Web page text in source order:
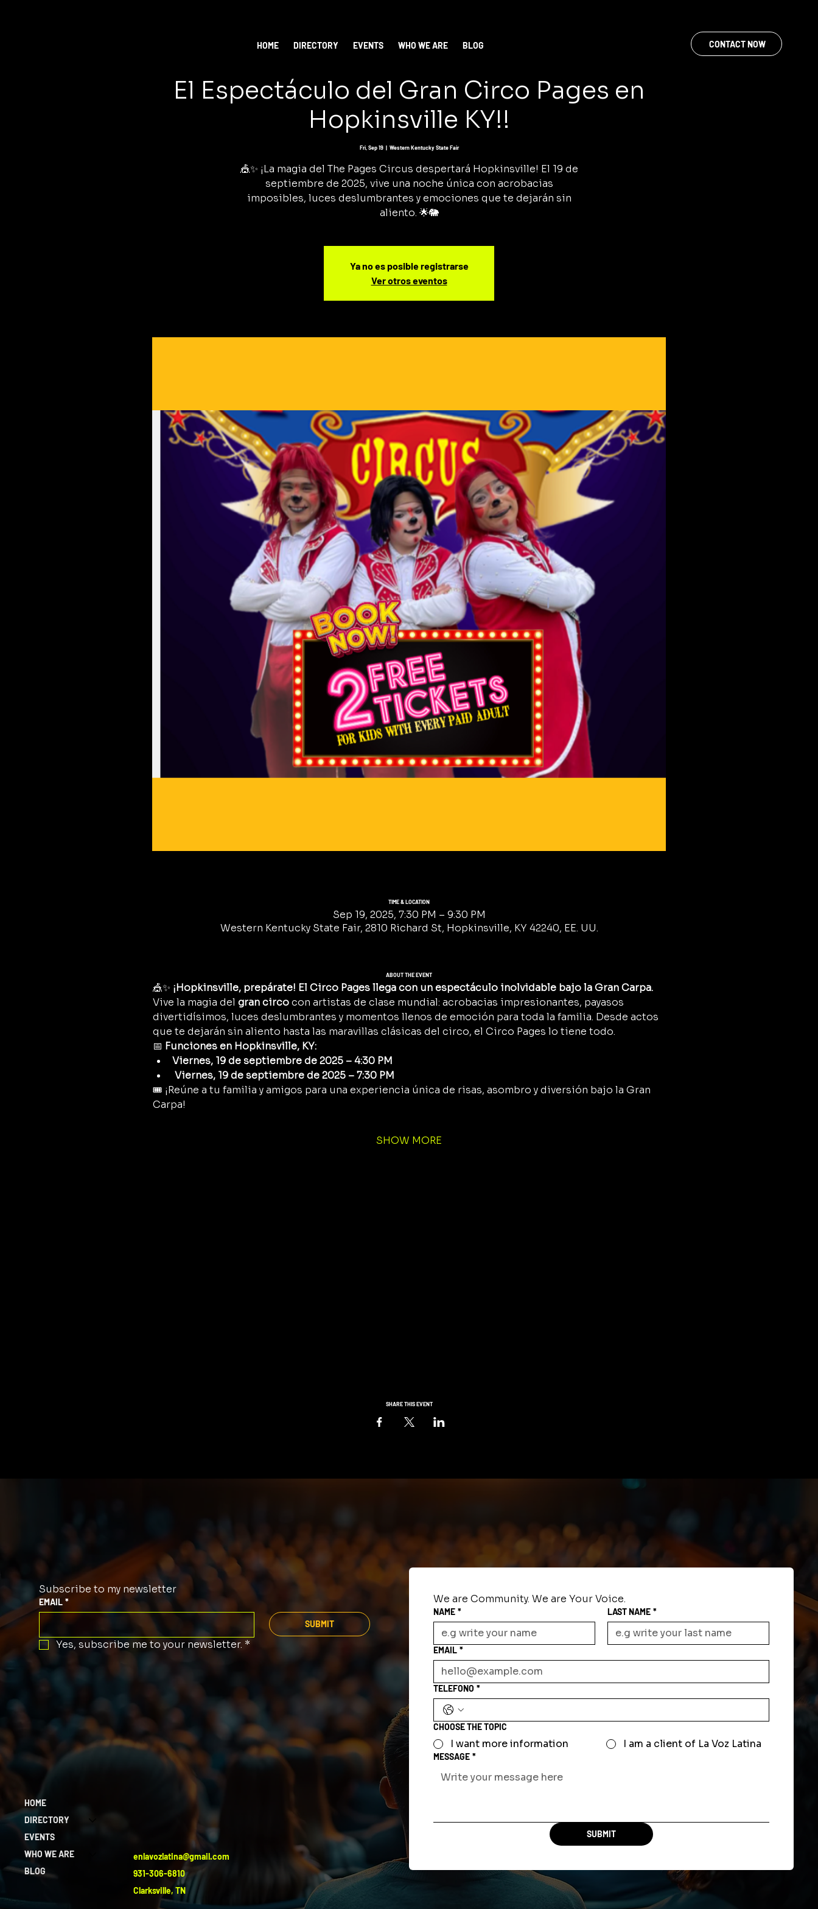
HOME DIRECTORY EVENTS WHO WE ARE BLOG CONTACT NOW
El Espectáculo del Gran Circo Pages en
Hopkinsville KY!!
Fri, Sep 19
  |
Western Kentucky State Fair
🎪✨ ¡La magia del The Pages Circus despertará Hopkinsville! El 19 de
septiembre de 2025, vive una noche única con acrobacias
imposibles, luces deslumbrantes y emociones que te dejarán sin
aliento. 🌟🐘
Ya no es posible registrarse
Ver otros eventos
TIME & LOCATION
Sep 19, 2025, 7:30 PM – 9:30 PM
Western Kentucky State Fair, 2810 Richard St, Hopkinsville, KY 42240, EE. UU.
ABOUT THE EVENT
🎪✨ ¡Hopkinsville, prepárate! El Circo Pages llega con un espectáculo inolvidable bajo la Gran Carpa.
Vive la magia del gran circo con artistas de clase mundial: acrobacias impresionantes, payasos
divertidísimos, luces deslumbrantes y momentos llenos de emoción para toda la familia. Desde actos
que te dejarán sin aliento hasta las maravillas clásicas del circo, el Circo Pages lo tiene todo.
📅 Funciones en Hopkinsville, KY:
Viernes, 19 de septiembre de 2025 – 4:30 PM
Viernes, 19 de septiembre de 2025 – 7:30 PM
🎟️ ¡Reúne a tu familia y amigos para una experiencia única de risas, asombro y diversión bajo la Gran
Carpa!
SHOW MORE
SHARE THIS EVENT
Subscribe to my newsletter
EMAIL *
SUBMIT
Yes, subscribe me to your newsletter. *
We are Community. We are Your Voice.
NAME * LAST NAME *
EMAIL *
TELEFONO *
CHOOSE THE TOPIC
I want more information I am a client of La Voz Latina
MESSAGE *
SUBMIT
HOME
DIRECTORY
EVENTS
WHO WE ARE
BLOG
enlavozlatina@gmail.com
931-306-6810
Clarksville, TN